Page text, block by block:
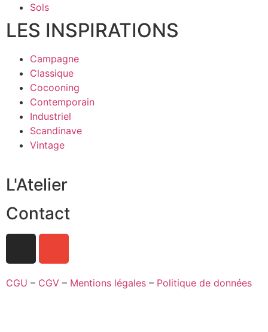
Sols
LES INSPIRATIONS
Campagne
Classique
Cocooning
Contemporain
Industriel
Scandinave
Vintage
L'Atelier
Contact
CGU – CGV – Mentions légales – Politique de données